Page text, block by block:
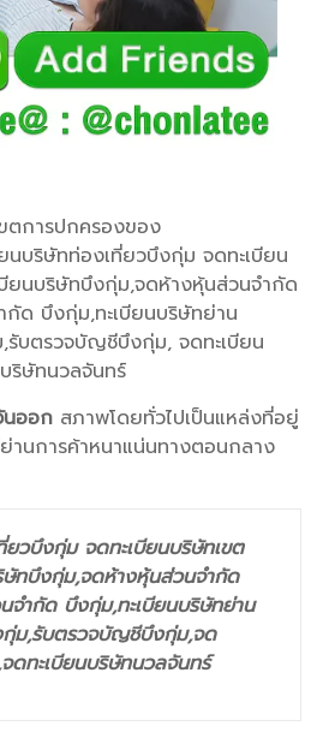
ตการปกครองของ
นบริษัทท่องเที่ยวบึงกุ่ม จดทะเบียน
ยนบริษัทบึงกุ่ม,จดห้างหุ้นส่วนจำกัด
ด บึงกุ่ม,ทะเบียนบริษัทย่าน
รับตรวจบัญชีบึงกุ่ม, จดทะเบียน
ริษัทนวลจันทร์
นออก สภาพโดยทั่วไปเป็นแหล่งที่อยู่
นการค้าหนาแน่นทางตอนกลาง
ยวบึงกุ่ม จดทะเบียนบริษัทเขต
ทบึงกุ่ม,จดห้างหุ้นส่วนจำกัด
ำกัด บึงกุ่ม,ทะเบียนบริษัทย่าน
กุ่ม,รับตรวจบัญชีบึงกุ่ม,จด
ดทะเบียนบริษัทนวลจันทร์